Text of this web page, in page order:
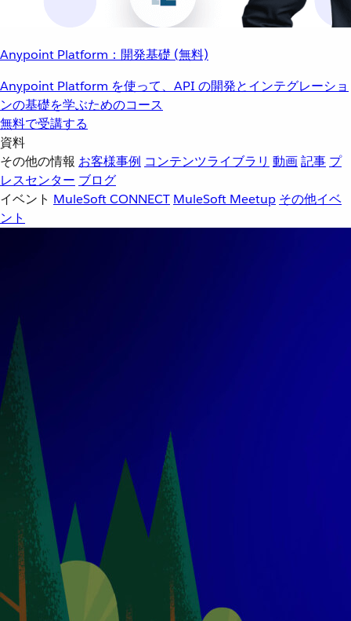
Anypoint Platform：開発基礎 (無料)
Anypoint Platform を使って、API の開発とインテグレーショ
ンの基礎を学ぶためのコース
無料で受講する
資料
その他の情報 お客様事例 コンテンツライブラリ 動画記事 プ
レスセンター ブログ
イベント MuleSoft CONNECT MuleSoft Meetup その他イベ
ント